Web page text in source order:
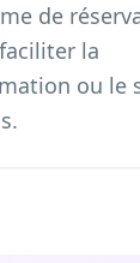
de
la
ou le